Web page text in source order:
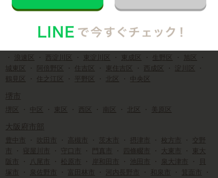
大阪府近郊の家事代行求人
・
浪速区 ・ 西淀川区 ・ 東淀川区 ・ 東成区 ・ 生野区 ・ 旭区
・
城東区
・ 阿倍野区 ・ 住吉区 ・ 東住吉区 ・ 西成区 ・ 淀川区
・
鶴見区
・ 住之江区 ・ 平野区 ・ 北区 ・ 中央区
堺市
堺区 ・ 中区 ・ 東区 ・ 西区 ・ 南区 ・ 北区 ・ 美原区
大阪府市部
豊中市 ・ 吹田市 ・ 高槻市 ・ 茨木市 ・ 摂津市 ・ 枚方市 ・
交野
・ 寝屋川市 ・ 守口市 ・ 門真市 ・ 四條畷市 ・ 大東市 ・
東大
阪市
・ 八尾市 ・ 松原市 ・ 岸和田市 ・ 池田市 ・ 泉大津市 ・
貝
塚市
・ 泉佐野市 ・ 富田林市 ・ 河内長野市 ・ 和泉市 ・ 箕面市
・